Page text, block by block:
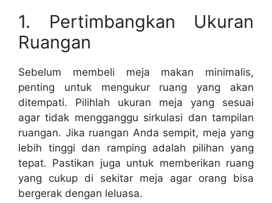
1. Pertimbangkan Ukuran
Ruangan
Sebelum membeli meja makan minimalis,
penting untuk mengukur ruang yang akan
ditempati. Pilihlah ukuran meja yang sesuai
agar tidak mengganggu sirkulasi dan tampilan
ruangan. Jika ruangan Anda sempit, meja yang
lebih tinggi dan ramping adalah pilihan yang
tepat. Pastikan juga untuk memberikan ruang
yang cukup di sekitar meja agar orang bisa
bergerak dengan leluasa.